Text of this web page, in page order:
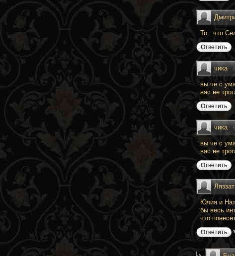
То . что
Ответить
чика ·
вы че с
вас не
Ответить
чика ·
вы че с
вас не
Ответить
Ляззат
Юлия и
бы весь
что
Ответить